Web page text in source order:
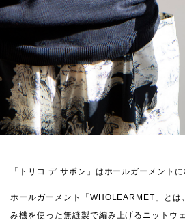
「トリコ デ サボン」はホールガーメントに
ホールガーメント「WHOLEARMET」とは
み機を使った無縫製で編み上げるニットウ